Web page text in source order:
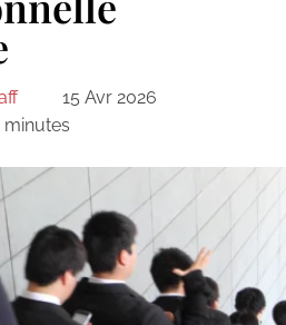
15 Avr 2026
minutes